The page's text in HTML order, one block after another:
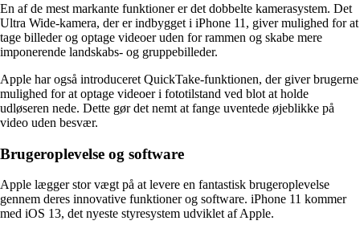
En af de mest markante funktioner er det dobbelte kamerasystem. Det
Ultra Wide-kamera, der er indbygget i iPhone 11, giver mulighed for at
tage billeder og optage videoer uden for rammen og skabe mere
imponerende landskabs- og gruppebilleder.
Apple har også introduceret QuickTake-funktionen, der giver brugerne
mulighed for at optage videoer i fototilstand ved blot at holde
udløseren nede. Dette gør det nemt at fange uventede øjeblikke på
video uden besvær.
Brugeroplevelse og software
Apple lægger stor vægt på at levere en fantastisk brugeroplevelse
gennem deres innovative funktioner og software. iPhone 11 kommer
med iOS 13, det nyeste styresystem udviklet af Apple.